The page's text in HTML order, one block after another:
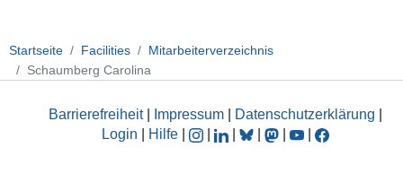
Startseite Facilities
Mitarbeiterverzeichnis
Schaumberg Carolina
Barrierefreiheit| Impressum Datenschutzerklärung
Login
Hilfe